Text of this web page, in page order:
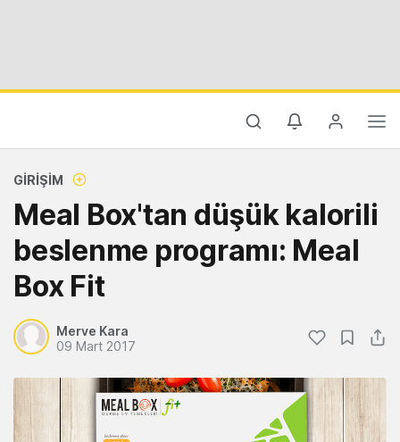
GIRIŞIM
Meal Box'tan düşük kalorili
beslenme programı: Meal
Box Fit
Merve Kara
09 Mart 2017